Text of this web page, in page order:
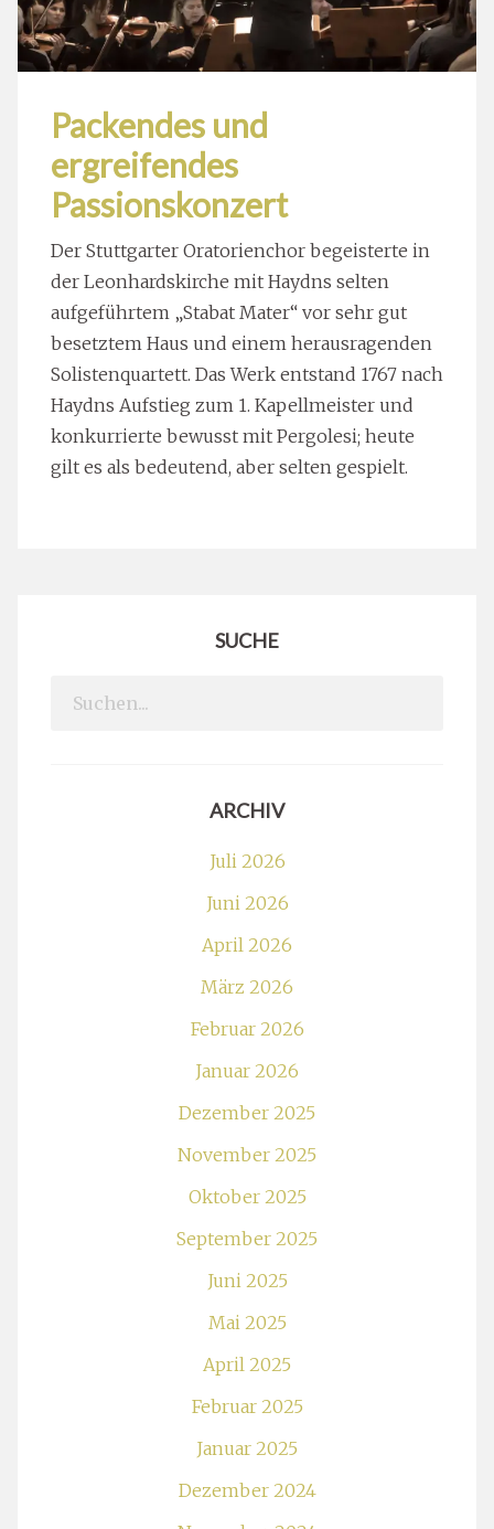
Packendes und
ergreifendes
Passionskonzert
Der Stuttgarter Oratorienchor begeisterte in
der Leonhardskirche mit Haydns selten
aufgeführtem „Stabat Mater“ vor sehr gut
besetztem Haus und einem herausragenden
Solistenquartett. Das Werk entstand 1767 nach
Haydns Aufstieg zum 1. Kapellmeister und
konkurrierte bewusst mit Pergolesi; heute
gilt es als bedeutend, aber selten gespielt.
SUCHE
Search
ARCHIV
Juli 2026
Juni 2026
April 2026
März 2026
Februar 2026
Januar 2026
Dezember 2025
November 2025
Oktober 2025
September 2025
Juni 2025
Mai 2025
April 2025
Februar 2025
Januar 2025
Dezember 2024